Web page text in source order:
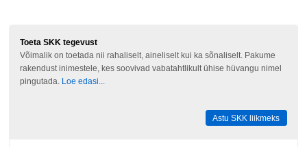
Toeta SKK tegevust
Võimalik on toetada nii rahaliselt, aineliselt kui ka sõnaliselt. Pakume
rakendust inimestele, kes soovivad vabatahtlikult ühise hüvangu nimel
pingutada.
Loe edasi...
Astu SKK liikmeks